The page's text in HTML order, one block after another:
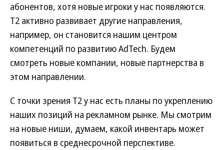
абонентов, хотя новые игроки у нас появляются.
Т2 активно развивает другие направления,
например, он становится нашим центром
компетенций по развитию AdTech. Будем
смотреть новые компании, новые партнерства в
этом направлении.
С точки зрения Т2 у нас есть планы по укреплению
наших позиций на рекламном рынке. Мы смотрим
на новые ниши, думаем, какой инвентарь может
появиться в среднесрочной перспективе.